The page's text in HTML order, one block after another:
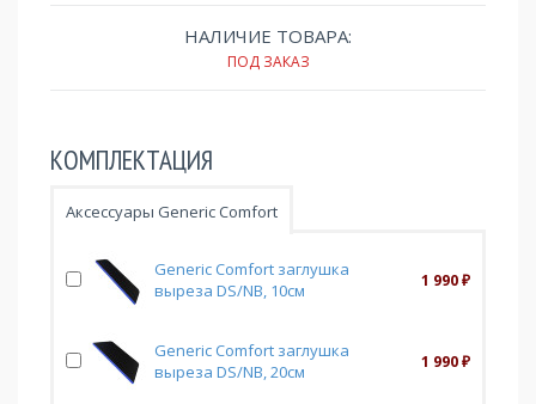
НАЛИЧИЕ ТОВАРА:
ПОД ЗАКАЗ
КОМПЛЕКТАЦИЯ
Аксессуары Generic Comfort
Generic Comfort заглушка
выреза DS/NB, 10см
1 990₽
Generic Comfort заглушка
выреза DS/NB, 20см
1 990₽